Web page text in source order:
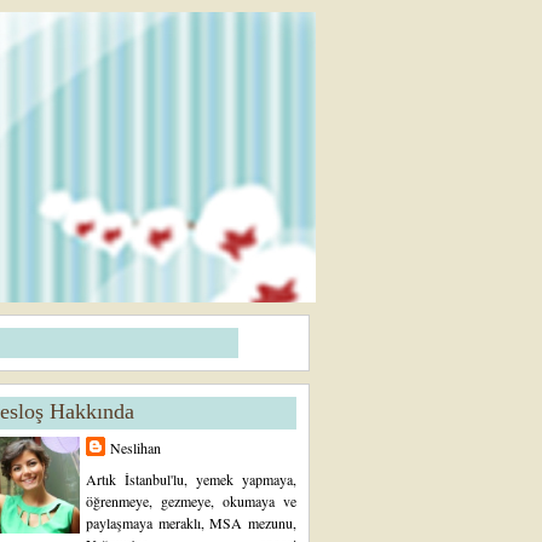
Hakkında
Neslihan
Artık İstanbul'lu, yemek yapmaya,
öğrenmeye, gezmeye, okumaya ve
paylaşmaya meraklı, MSA mezunu,